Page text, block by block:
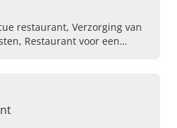
restaurant, Verzorging van
Restaurant voor een